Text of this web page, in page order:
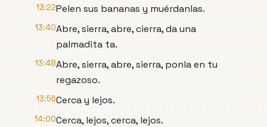
13:22Pelen sus bananas y muérdanlas.
13:40Abre, sierra, abre, cierra, da una
palmadita ta.
13:48Abre, sierra, abre, sierra, ponla en tu
regazoso.
13:56Cerca y lejos.
14:00Cerca, lejos, cerca, lejos.